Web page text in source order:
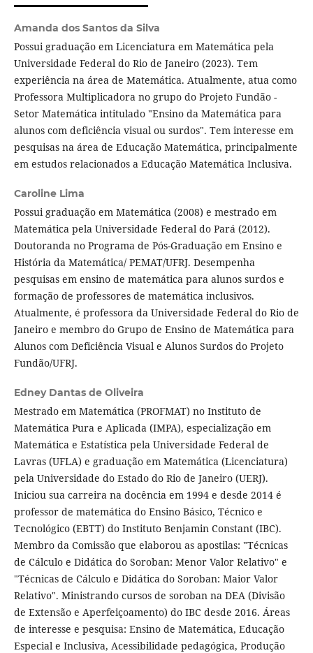
Amanda dos Santos da Silva
Possui graduação em Licenciatura em Matemática pela
Universidade Federal do Rio de Janeiro (2023). Tem
experiência na área de Matemática. Atualmente, atua como
Professora Multiplicadora no grupo do Projeto Fundão -
Setor Matemática intitulado "Ensino da Matemática para
alunos com deficiência visual ou surdos". Tem interesse em
pesquisas na área de Educação Matemática, principalmente
em estudos relacionados a Educação Matemática Inclusiva.
Caroline Lima
Possui graduação em Matemática (2008) e mestrado em
Matemática pela Universidade Federal do Pará (2012).
Doutoranda no Programa de Pós-Graduação em Ensino e
História da Matemática/ PEMAT/UFRJ. Desempenha
pesquisas em ensino de matemática para alunos surdos e
formação de professores de matemática inclusivos.
Atualmente, é professora da Universidade Federal do Rio de
Janeiro e membro do Grupo de Ensino de Matemática para
Alunos com Deficiência Visual e Alunos Surdos do Projeto
Fundão/UFRJ.
Edney Dantas de Oliveira
Mestrado em Matemática (PROFMAT) no Instituto de
Matemática Pura e Aplicada (IMPA), especialização em
Matemática e Estatística pela Universidade Federal de
Lavras (UFLA) e graduação em Matemática (Licenciatura)
pela Universidade do Estado do Rio de Janeiro (UERJ).
Iniciou sua carreira na docência em 1994 e desde 2014 é
professor de matemática do Ensino Básico, Técnico e
Tecnológico (EBTT) do Instituto Benjamin Constant (IBC).
Membro da Comissão que elaborou as apostilas: "Técnicas
de Cálculo e Didática do Soroban: Menor Valor Relativo" e
"Técnicas de Cálculo e Didática do Soroban: Maior Valor
Relativo". Ministrando cursos de soroban na DEA (Divisão
de Extensão e Aperfeiçoamento) do IBC desde 2016. Áreas
de interesse e pesquisa: Ensino de Matemática, Educação
Especial e Inclusiva, Acessibilidade pedagógica, Produção